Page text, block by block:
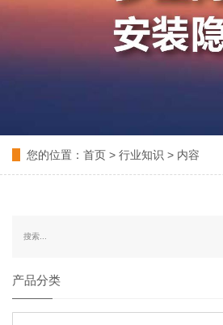
您的位置： 首页 > 行业知识 > 内容
产品分类